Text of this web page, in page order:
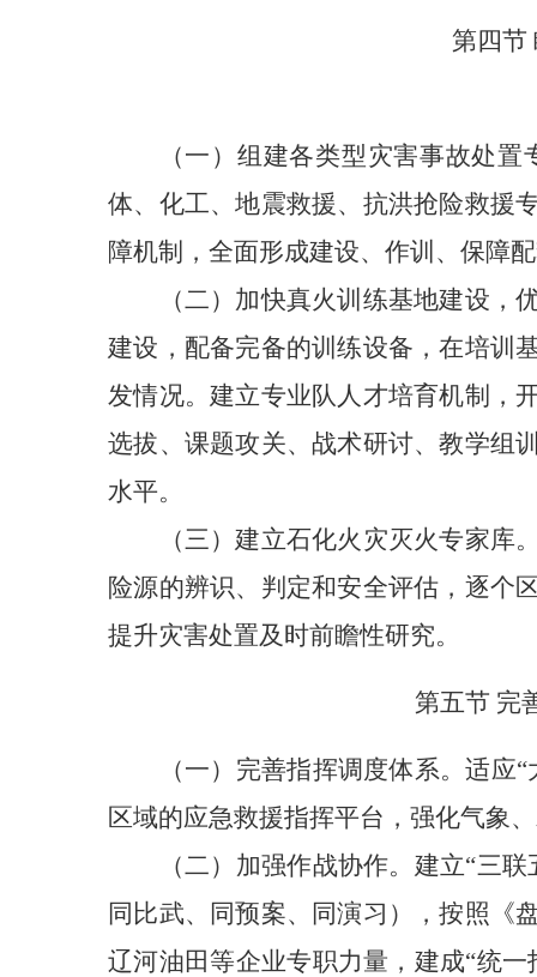
第四节
（一）组建各类型灾害事故处置
体、化工、地震救援、抗洪抢险救援
障机制，全面形成建设、作训、保障
（二）加快真火训练基地建设，
建设，配备完备的训练设备，在培训
发情况。建立专业队人才培育机制，
选拔、课题攻关、战术研讨、教学组
水平。
（三）建立石化火灾灭火专家库
险源的辨识、判定和安全评估，逐个
提升灾害处置及时前瞻性研究。
第五节 完
（一）完善指挥调度体系。适应“
区域的应急救援指挥平台，强化气象
（二）加强作战协作。 建立“三
同比武、同预案、同演习），按照《
辽河油田等企业专职力量，建成“统